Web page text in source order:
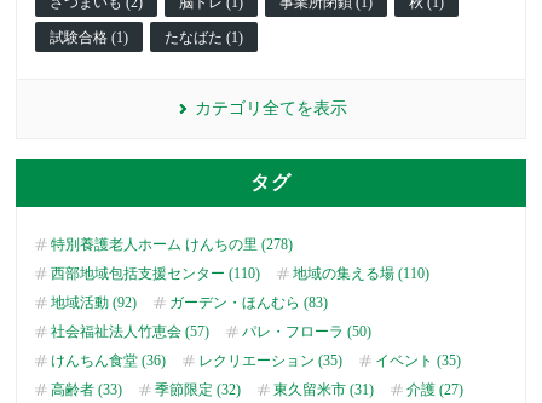
試験合格 (1) たなばた (1)
カテゴリ全てを表示
タグ
特別養護老人ホーム けんちの里 (278)
西部地域包括支援センター (110)
地域の集える場 (110)
地域活動 (92)
ガーデン・ほんむら (83)
社会福祉法人竹恵会 (57)
パレ・フローラ (50)
けんちん食堂 (36)
レクリエーション (35)
イベント (35)
高齢者 (33)
季節限定 (32) 東久留米市 (31)
介護 (27)